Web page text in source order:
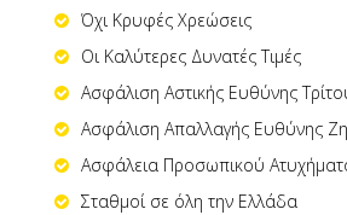
Όχι Κρυφές Χρεώσεις
Οι Καλύτερες Δυνατές Τιμές
Ασφάλιση Αστικής Ευθύνης
Ασφάλιση Απαλλαγής Ευθύνης
Ασφάλεια Προσωπικού
Σταθμοί σε όλη την Ελλάδα